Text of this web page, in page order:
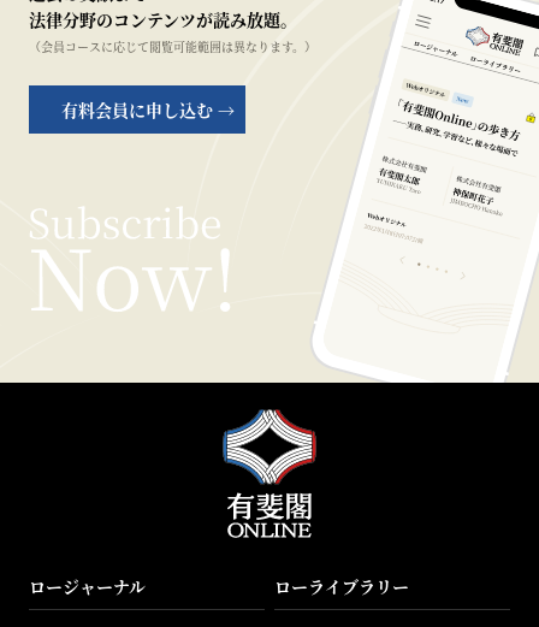
法律分野のコンテンツが読み放題。
（会員コースに応じて閲覧可能範囲は異なります。）
有料会員に申し込む →
ロージャーナル ローライブラリー